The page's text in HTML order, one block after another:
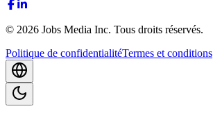
© 2026 Jobs Media Inc. Tous droits réservés.
Politique de confidentialitéTermes et conditions